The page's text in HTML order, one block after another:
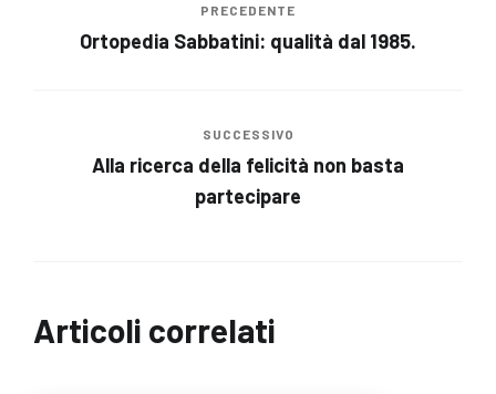
PRECEDENTE
Ortopedia Sabbatini: qualità dal 1985.
SUCCESSIVO
Alla ricerca della felicità non basta
partecipare
Articoli correlati